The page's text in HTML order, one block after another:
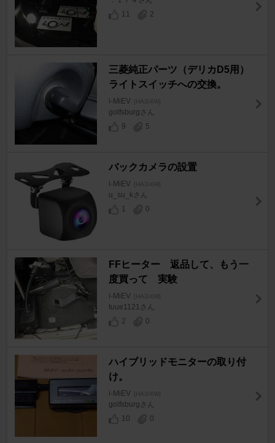
11
2
三菱純正パーツ（デリカD5用）
ライトスイッチへの交換。
i-MiEV [HA3/4W]
golfsburgさん
9
5
バックカメラの設置
i-MiEV [HA3/4W]
u_su_kさん
1
0
FFヒーター 返品して、もう一
度買って 実験
i-MiEV [HA3/4W]
tuue1121さん
2
0
ハイブリッドモニターの取り付
け。
i-MiEV [HA3/4W]
golfsburgさん
10
0